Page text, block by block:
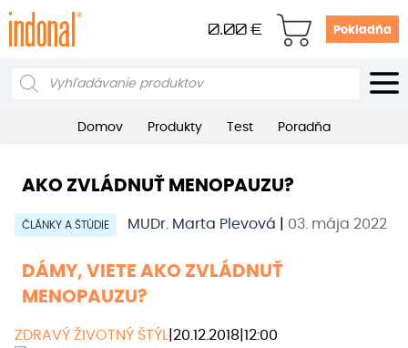
0.00 € Pokladňa
Products
Domov Produkty Test Poradňa
AKO ZVLÁDNUŤ MENOPAUZU?
ČLÁNKY A ŠTÚDIE MUDr. Marta Plevová 03. mája 2022
DÁMY, VIETE AKO ZVLÁDNUŤ
MENOPAUZU?
ZDRAVÝ ŽIVOTNÝ ŠTÝL 20.12.2018 12:00